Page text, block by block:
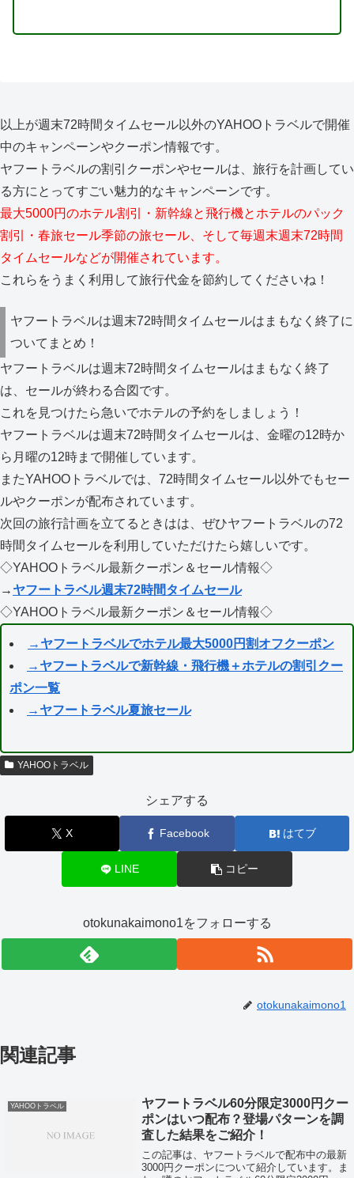
以上が週末72時間タイムセール以外のYAHOOトラベルで開催
中のキャンペーンやクーポン情報です。
ヤフートラベルの割引クーポンやセールは、旅行を計画してい
る方にとってすごい魅力的なキャンペーンです。
最大5000円のホテル割引・新幹線と飛行機とホテルのパック
割引・春旅セール季節の旅セール、そして毎週末週末72時間
タイムセールなどが開催されています。
これらをうまく利用して旅行代金を節約してくださいね！
ヤフートラベルは週末72時間タイムセールはまもなく終了に
ついてまとめ！
ヤフートラベルは週末72時間タイムセールはまもなく終了
は、セールが終わる合図です。
これを見つけたら急いでホテルの予約をしましょう！
ヤフートラベルは週末72時間タイムセールは、金曜の12時か
ら月曜の12時まで開催しています。
またYAHOOトラベルでは、72時間タイムセール以外でもセー
ルやクーポンが配布されています。
次回の旅行計画を立てるときはは、ぜひヤフートラベルの72
時間タイムセールを利用していただけたら嬉しいです。
◇YAHOOトラベル最新クーポン＆セール情報◇
→ ヤフートラベル週末72時間タイムセール
◇YAHOOトラベル最新クーポン＆セール情報◇
→ヤフートラベルでホテル最大5000円割オフクーポン
→ヤフートラベルで新幹線・飛行機＋ホテルの割引クー
ポン一覧
→ヤフートラベル夏旅セール
YAHOOトラベル
シェアする
X Facebook はてブ
LINE コピー
otokunakaimono1をフォローする
otokunakaimono1
関連記事
YAHOOトラベル
ヤフートラベル60分限定3000円クー
ポンはいつ配布？登場パターンを調
査した結果をご紹介！
この記事は、ヤフートラベルで配布中の最新
3000円クーポンについて紹介しています。ま